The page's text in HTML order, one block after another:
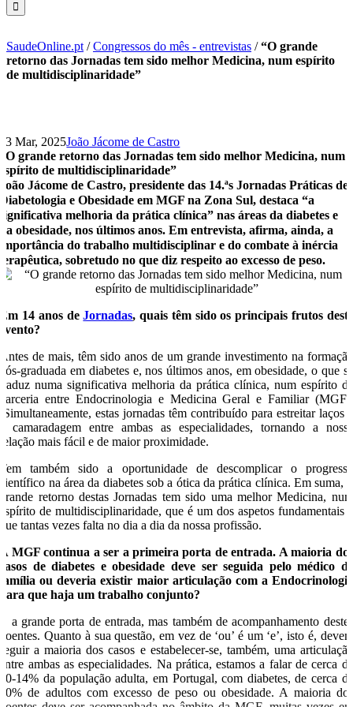
SaudeOnline.pt /Congressos do mês - entrevistas /“O grande
retorno das Jornadas tem sido melhor Medicina, num espírito
de multidisciplinaridade”
13 Mar, 2025João Jácome de Castro
“O grande retorno das Jornadas tem sido melhor Medicina, num
espírito de multidisciplinaridade”
João Jácome de Castro, presidente das 14.ªs Jornadas Práticas de
Diabetologia e Obesidade em MGF na Zona Sul, destaca “a
significativa melhoria da prática clínica” nas áreas da diabetes e
da obesidade, nos últimos anos. Em entrevista, afirma, ainda, a
importância do trabalho multidisciplinar e do combate à inércia
terapêutica, sobretudo no que diz respeito ao excesso de peso.
Em 14 anos deJornadas, quais têm sido os principais frutos deste
evento?
Antes de mais, têm sido anos de um grande investimento na formação
pós-graduada em diabetes e, nos últimos anos, em obesidade, o que se
traduz numa significativa melhoria da prática clínica, num espírito de
parceria entre Endocrinologia e Medicina Geral e Familiar (MGF).
Simultaneamente, estas jornadas têm contribuído para estreitar laços e
a camaradagem entre ambas as especialidades, tornando a nossa
relação mais fácil e de maior proximidade.
Tem também sido a oportunidade de descomplicar o progresso
científico na área da diabetes sob a ótica da prática clínica. Em suma, o
grande retorno destas Jornadas tem sido uma melhor Medicina, num
espírito de multidisciplinaridade, que é um dos aspetos fundamentais e
que tantas vezes falta no dia a dia da nossa profissão.
A MGF continua a ser a primeira porta de entrada. A maioria dos
casos de diabetes e obesidade deve ser seguida pelo médico de
família ou deveria existir maior articulação com a Endocrinologia
para que haja um trabalho conjunto?
É a grande porta de entrada, mas também de acompanhamento destes
doentes. Quanto à sua questão, em vez de ‘ou’ é um ‘e’, isto é, devem
seguir a maioria dos casos e estabelecer-se, também, uma articulação
entre ambas as especialidades. Na prática, estamos a falar de cerca de
10-14% da população adulta, em Portugal, com diabetes, de cerca de
60% de adultos com excesso de peso ou obesidade. A maioria dos